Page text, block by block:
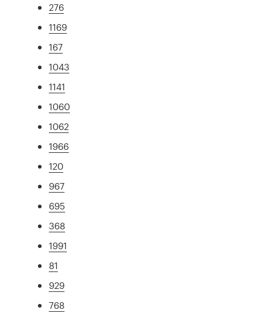
276
1169
167
1043
1141
1060
1062
1966
120
967
695
368
1991
81
929
768